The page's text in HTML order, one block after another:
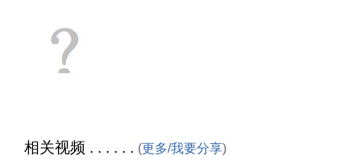
相关视频 . . . . . . (更多/我要分享)